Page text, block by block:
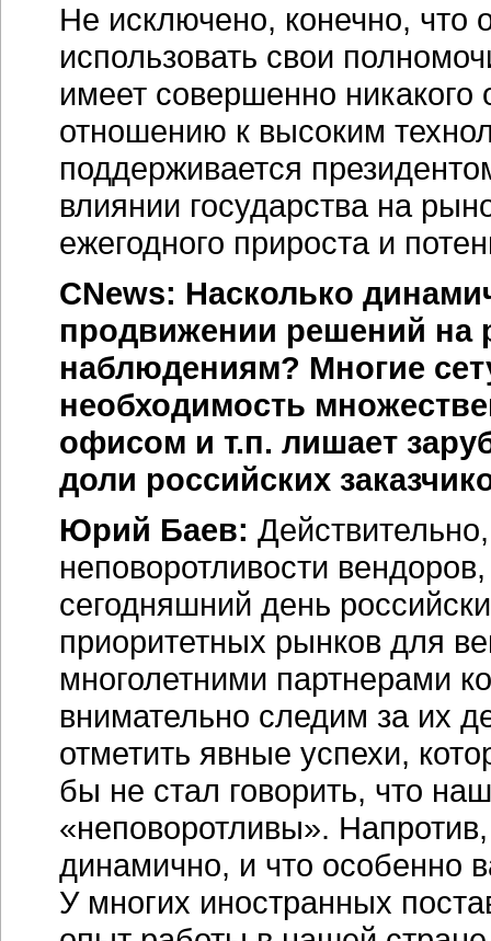
Не исключено, конечно, что
использовать свои
имеет совершенно никакого
отношению к высоким
поддерживается
влиянии государства на
ежегодного прироста и
CNews: Насколько
продвижении решений на
наблюдениям? Многие
необходимость
офисом и т.п. лишает
доли российских
Юрий Баев:
неповоротливости
сегодняшний день
приоритетных рынков для
многолетними партнерами
внимательно следим за их
отметить явные успехи,
бы не стал говорить, что
«неповоротливы».
динамично, и что особенно
У многих иностранных